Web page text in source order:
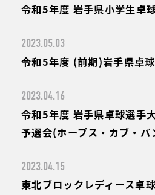
令和5年度 岩手県小学生卓
2023.05.03
令和5年度 (前期)岩手県卓
2023.04.16
令和5年度 岩手県卓球選手
予選会(ホープス・カブ・バ
2023.04.15
東北ブロックレディース卓